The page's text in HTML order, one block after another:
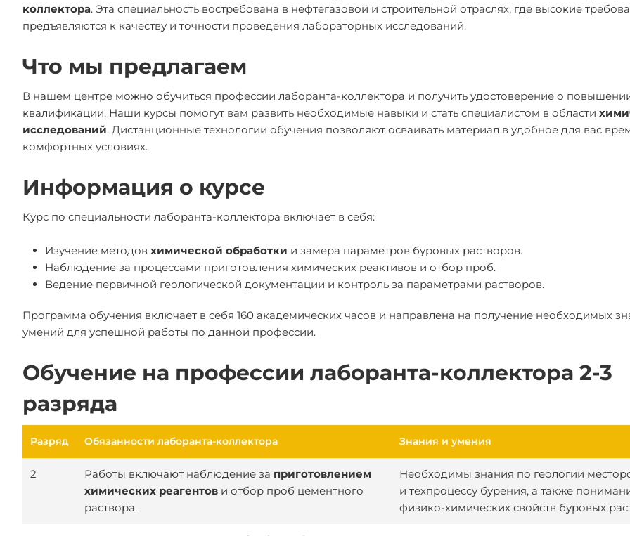
коллектора. Эта специальность востребована в нефтегазовой и строительной отраслях, где высокие
предъявляются к качеству и точности проведения лабораторных исследований.
Что мы предлагаем
В нашем центре можно обучиться профессии лаборанта-коллектора и получить удостоверение о
квалификации. Наши курсы помогут вам развить необходимые навыки и стать специалистом в области
исследований. Дистанционные технологии обучения позволяют осваивать материал в удобное для вас
комфортных условиях.
Информация о курсе
Курс по специальности лаборанта-коллектора включает в себя:
Изучение методов химической обработки и замера параметров буровых растворов.
Наблюдение за процессами приготовления химических реактивов и отбор проб.
Ведение первичной геологической документации и контроль за параметрами растворов.
Программа обучения включает в себя 160 академических часов и направлена на получение необходимых
умений для успешной работы по данной профессии.
Обучение на профессии лаборанта-коллектора 2-3
разряда
Разряд Обязанности лаборанта-коллектора Знания и умения
2 Работы включают наблюдение за приготовлением
химических реагентов и отбор проб цементного
раствора.
Необходимы знания по геологии
и техпроцессу бурения, а также
физико-химических свойств буровых